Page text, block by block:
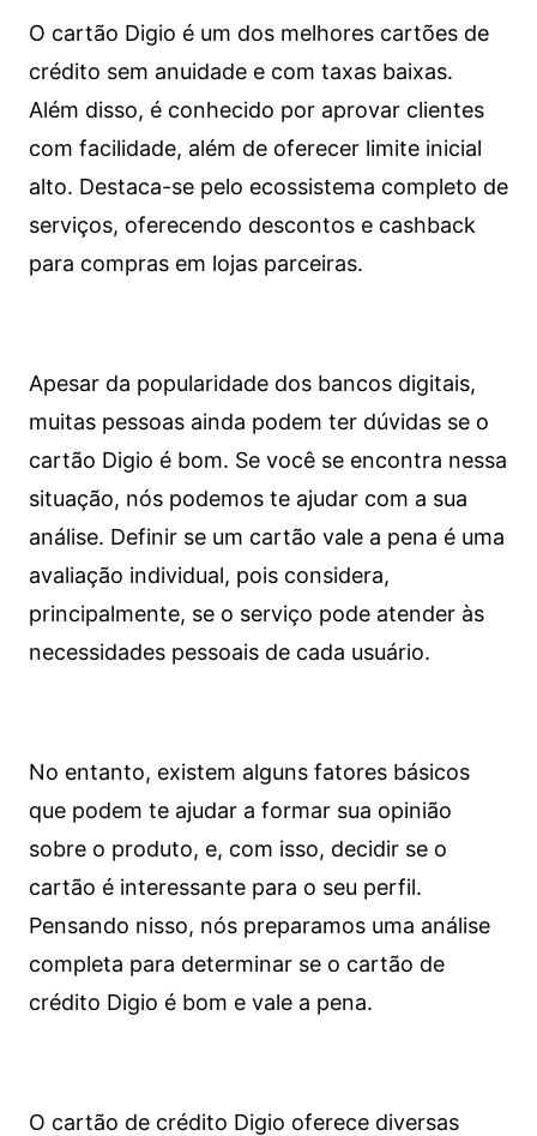
O cartão Digio é um dos melhores cartões de
crédito sem anuidade e com taxas baixas.
Além disso, é conhecido por aprovar clientes
com facilidade, além de oferecer limite inicial
alto. Destaca-se pelo ecossistema completo de
serviços, oferecendo descontos e cashback
para compras em lojas parceiras.
Apesar da popularidade dos bancos digitais,
muitas pessoas ainda podem ter dúvidas se o
cartão Digio é bom. Se você se encontra nessa
situação, nós podemos te ajudar com a sua
análise. Definir se um cartão vale a pena é uma
avaliação individual, pois considera,
principalmente, se o serviço pode atender às
necessidades pessoais de cada usuário.
No entanto, existem alguns fatores básicos
que podem te ajudar a formar sua opinião
sobre o produto, e, com isso, decidir se o
cartão é interessante para o seu perfil.
Pensando nisso, nós preparamos uma análise
completa para determinar se o cartão de
crédito Digio é bom e vale a pena.
O cartão de crédito Digio oferece diversas